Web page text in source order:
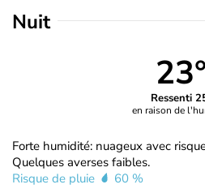
Nuit
23°
Ressenti
en raison de
Forte humidité: nuageux avec
Quelques averses faibles.
Risque de pluie
60 %